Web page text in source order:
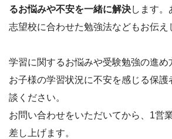
るお悩みや不安を一緒に解決します。
志望校に合わせた勉強法などもお伝え
学習に関するお悩みや受験勉強の進め
お子様の学習状況に不安を感じる保護
談ください。
お問い合わせをいただいてから、1営
差し上げます。